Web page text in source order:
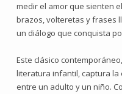
medir el amor que sienten
brazos, volteretas y frases
un diálogo que conquista
Este clásico
literatura infantil, captura la
entre un adulto y un niño.